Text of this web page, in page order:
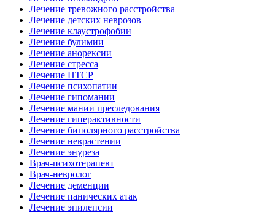
Лечение тревожного расстройства
Лечение детских неврозов
Лечение клаустрофобии
Лечение булимии
Лечение анорексии
Лечение стресса
Лечение ПТСР
Лечение психопатии
Лечение гипомании
Лечение мании преследования
Лечение гиперактивности
Лечение биполярного расстройства
Лечение неврастении
Лечение энуреза
Врач-психотерапевт
Врач-невролог
Лечение деменции
Лечение панических атак
Лечение эпилепсии